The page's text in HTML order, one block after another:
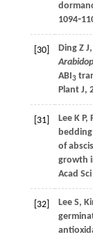
[30] Ding Z J,
ABI3
Plant J,
[31] Lee K P,
bedding
of
growth
Acad Sci
[32] Lee S,